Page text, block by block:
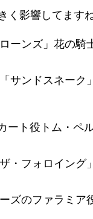
影響してますね
ーンズ」花の騎
サンドスネーク
ート役トム・ペ
・フォロイング
ズのファラミア